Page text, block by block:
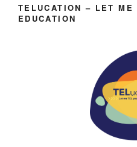
TELUCATION – LET ME
EDUCATION